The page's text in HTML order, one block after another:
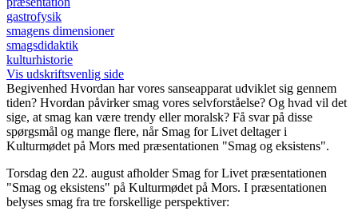
gastrofysik
smagens dimensioner
smagsdidaktik
kulturhistorie
Vis udskriftsvenlig side
Begivenhed Hvordan har vores sanseapparat udviklet sig gennem
tiden? Hvordan påvirker smag vores selvforståelse? Og hvad vil det
sige, at smag kan være trendy eller moralsk? Få svar på disse
spørgsmål og mange flere, når Smag for Livet deltager i
Kulturmødet på Mors med præsentationen "Smag og eksistens".
Torsdag den 22. august afholder Smag for Livet præsentationen
"Smag og eksistens" på Kulturmødet på Mors. I præsentationen
belyses smag fra tre forskellige perspektiver: